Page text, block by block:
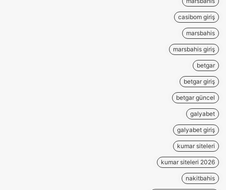
casibom giriş
marsbahis
marsbahis giriş
betgar
betgar giriş
betgar güncel
galyabet
galyabet giriş
kumar siteleri
kumar siteleri 2026
nakitbahis